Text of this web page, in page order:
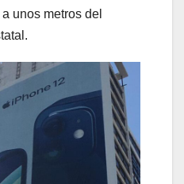
unos metros del